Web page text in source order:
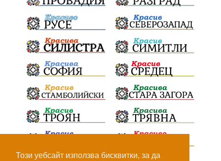
Този уебсайт използва бисквитки, за да
БългарскоКачество Запис
ПолитическоЗадкулисие Микродрон
КомарДрон КитайскаТехнология
ВоенниТехнологии Наркотици
Демерджиев